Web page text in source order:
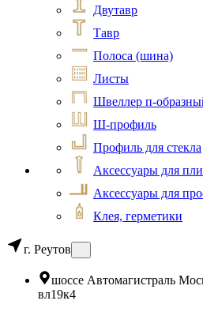
Двутавр
Тавр
Полоса (шина)
Листы
Швеллер п-
Ш-профиль
Профиль для стекла
Аксессуары для
Аксессуары для
Клея, герметики
г. Реутов
шоссе Автомагистраль
вл19к4